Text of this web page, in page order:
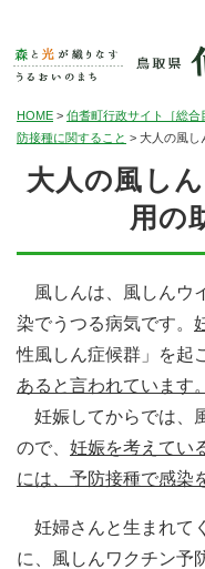
HOME > 伯耆町行政サイト［総合
防接種に関すること > 大人の風し
大人の風し
用の
風しんは、風しんウ
染でうつる病気です。
性風しん症候群」を起
あると言われています。
妊娠してからでは、
ので、 妊娠を考えてい
には、予防接種で感染
妊婦さんと生まれて
に、風しんワクチン予